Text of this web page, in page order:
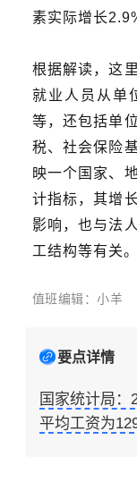
素实际增长
根据解读，这
就业人员从单
等，还包括单
税、社会保险
映一个国家、
计指标，其增
影响，也与法
工结构等有关。
值班编辑：小羊
要点详情
国家统计局：
平均工资为